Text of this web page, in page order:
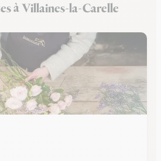
à Villaines-la-Carelle